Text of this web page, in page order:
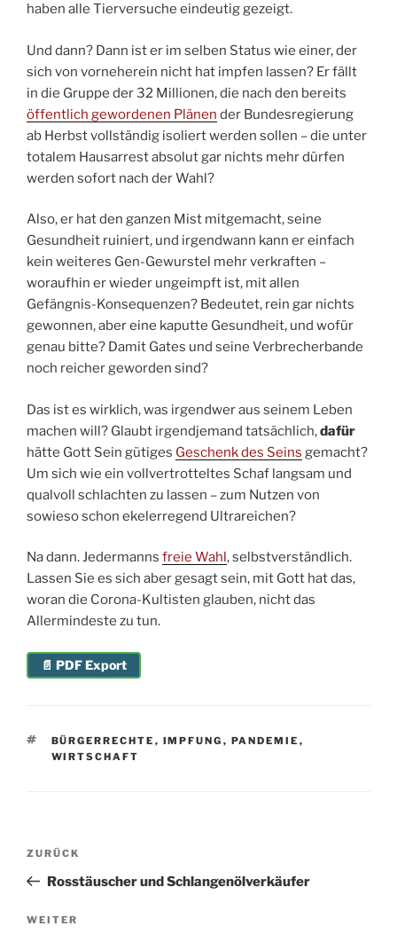
haben alle Tierversuche eindeutig gezeigt.
Und dann? Dann ist er im selben Status wie einer, der
sich von vorneherein nicht hat impfen lassen? Er fällt
in die Gruppe der 32 Millionen, die nach den bereits
öffentlich gewordenen Plänen der Bundesregierung
ab Herbst vollständig isoliert werden sollen – die unter
totalem Hausarrest absolut gar nichts mehr dürfen
werden sofort nach der Wahl?
Also, er hat den ganzen Mist mitgemacht, seine
Gesundheit ruiniert, und irgendwann kann er einfach
kein weiteres Gen-Gewurstel mehr verkraften –
woraufhin er wieder ungeimpft ist, mit allen
Gefängnis-Konsequenzen? Bedeutet, rein gar nichts
gewonnen, aber eine kaputte Gesundheit, und wofür
genau bitte? Damit Gates und seine Verbrecherbande
noch reicher geworden sind?
Das ist es wirklich, was irgendwer aus seinem Leben
machen will? Glaubt irgendjemand tatsächlich,dafür
hätte Gott Sein gütiges Geschenk des Seins gemacht?
Um sich wie ein vollvertrotteltes Schaf langsam und
qualvoll schlachten zu lassen – zum Nutzen von
sowieso schon ekelerregend Ultrareichen?
Na dann. Jedermanns freie Wahl, selbstverständlich.
Lassen Sie es sich aber gesagt sein, mit Gott hat das,
woran die Corona-Kultisten glauben, nicht das
Allermindeste zu tun.
📄 PDF Export
SCHLAGWÖRTER
BÜRGERRECHTE , IMPFUNG , PANDEMIE ,
WIRTSCHAFT
Beitragsnavigation
Vorheriger
Beitrag
ZURÜCK
Rosstäuscher und Schlangenölverkäufer
Nächster
WEITER